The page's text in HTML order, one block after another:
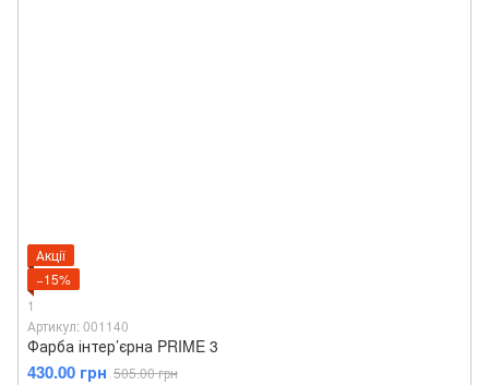
Акції
−15%
1
Артикул: 001140
Фарба інтер’єрна PRIME 3
430.00 грн 505.00 грн